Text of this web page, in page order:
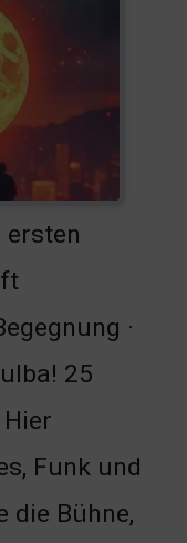
ersten
·
25
Funk und
die Bühne,